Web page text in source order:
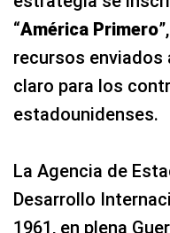
“América Primero
recursos enviados
claro para los
estadounidenses.
La Agencia de
Desarrollo
1961, en plena